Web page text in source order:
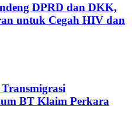
DPRD dan DKK,
untuk Cegah HIV dan
BT Klaim Perkara